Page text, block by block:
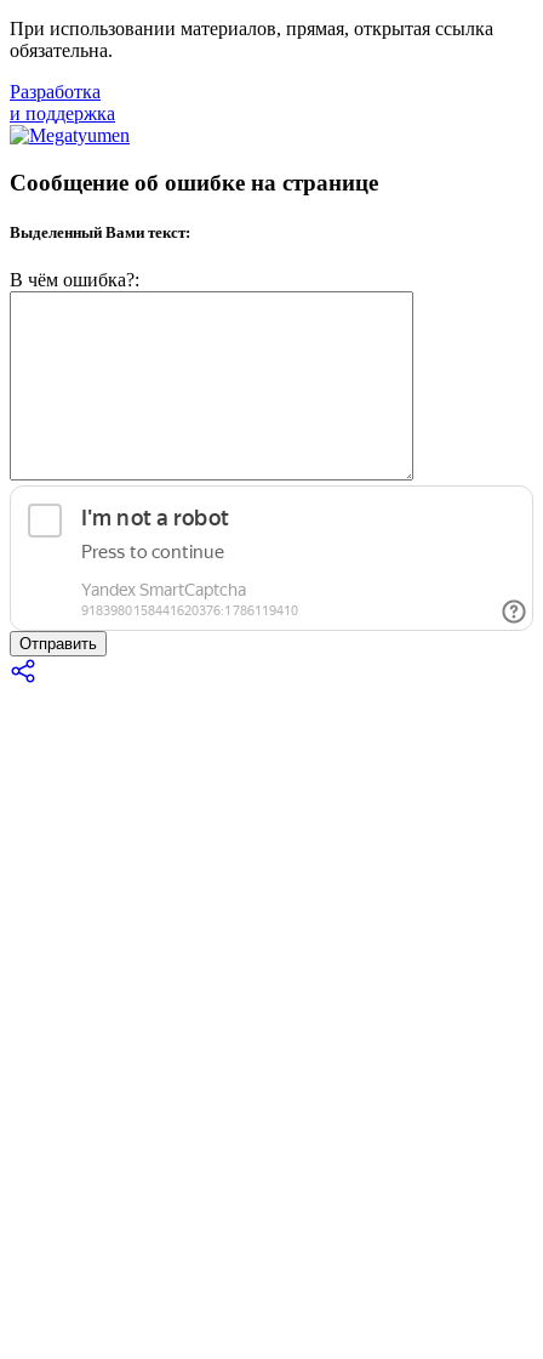
При использовании материалов, прямая, открытая ссылка
обязательна.
Разработка
и поддержка
Сообщение об ошибке на странице
Выделенный Вами текст:
В чём ошибка?:
Отправить